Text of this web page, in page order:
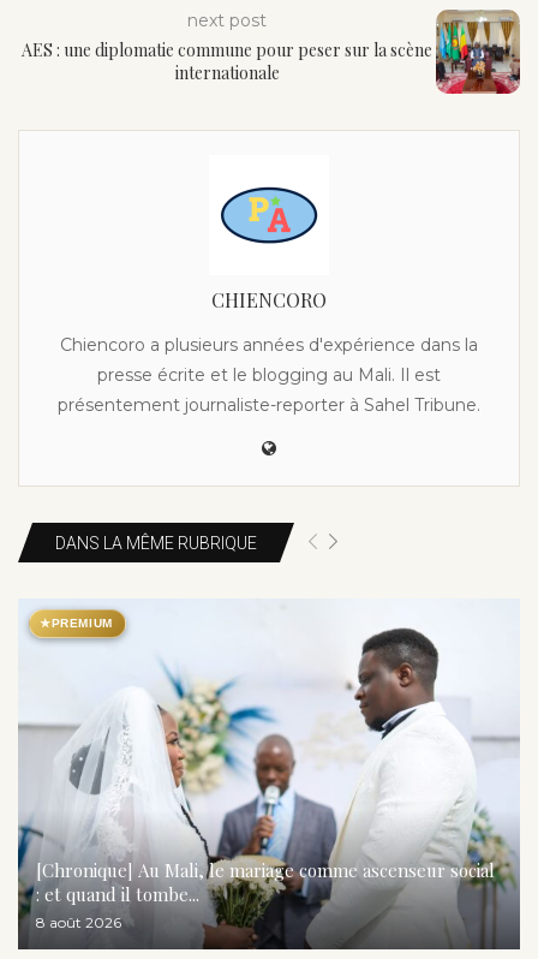
next post
AES : une diplomatie commune pour peser sur la scène
internationale
CHIENCORO
Chiencoro a plusieurs années d'expérience dans la
presse écrite et le blogging au Mali. Il est
présentement journaliste-reporter à Sahel Tribune.
DANS LA MÊME RUBRIQUE
★PREMIUM
[Chronique] Au Mali, le mariage comme ascenseur social
: et quand il tombe...
8 août 2026